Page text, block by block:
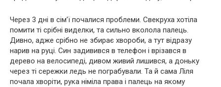
Через 3 дні в сім’ї почалися проблеми. Свекруха хотіла
помити ті срібні виделки, та сильно вколола палець.
Дивно, адже срібно не збирає хвороби, а тут відразу
нарив на руці. Син задивився в телефон і врізався в
дерево на велосипеді, дивом живий лишився, а доньку
через ті сережки ледь не пограбували. Та й сама Ліля
почала хворіти, рука німіла права і палець на якому